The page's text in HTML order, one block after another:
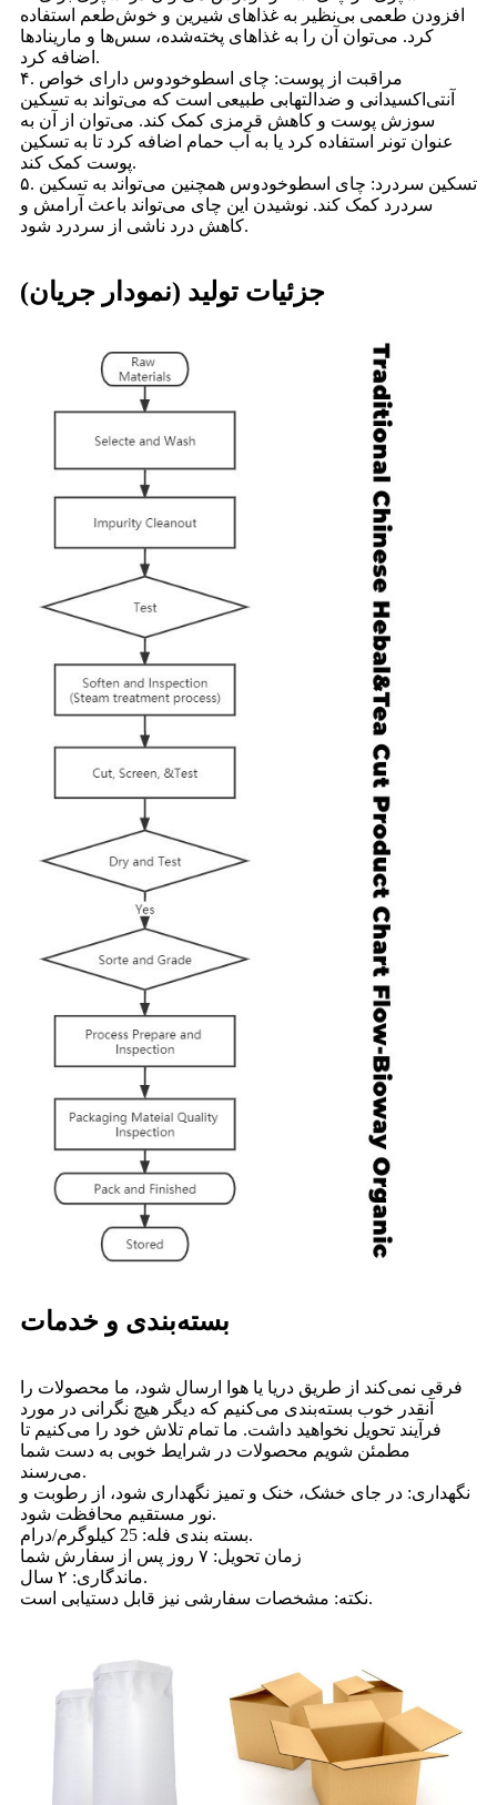
افزودن طعمی بی‌نظیر به غذاهای شیرین و خوش‌طعم استفاده
کرد. می‌توان آن را به غذاهای پخته‌شده، سس‌ها و مارینادها
اضافه کرد.
۴. مراقبت از پوست: چای اسطوخودوس دارای خواص
آنتی‌اکسیدانی و ضدالتهابی طبیعی است که می‌تواند به تسکین
سوزش پوست و کاهش قرمزی کمک کند. می‌توان از آن به
عنوان تونر استفاده کرد یا به آب حمام اضافه کرد تا به تسکین
پوست کمک کند.
۵. تسکین سردرد: چای اسطوخودوس همچنین می‌تواند به تسکین
سردرد کمک کند. نوشیدن این چای می‌تواند باعث آرامش و
کاهش درد ناشی از سردرد شود.
جزئیات تولید (نمودار جریان)
بسته‌بندی و خدمات
فرقی نمی‌کند از طریق دریا یا هوا ارسال شود، ما محصولات را
آنقدر خوب بسته‌بندی می‌کنیم که دیگر هیچ نگرانی در مورد
فرآیند تحویل نخواهید داشت. ما تمام تلاش خود را می‌کنیم تا
مطمئن شویم محصولات در شرایط خوبی به دست شما
می‌رسند.
نگهداری: در جای خشک، خنک و تمیز نگهداری شود، از رطوبت و
نور مستقیم محافظت شود.
بسته بندی فله: 25 کیلوگرم/درام.
زمان تحویل: ۷ روز پس از سفارش شما
ماندگاری: ۲ سال.
نکته: مشخصات سفارشی نیز قابل دستیابی است.